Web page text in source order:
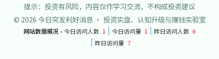
提示：投资有风险，内容仅作学习交流，不构成投资建议
© 2026 今日突发利好消息 · 投资实盘、认知升级与赚钱实验室
网站数据概况 - 今日访问人数 1 今日访问量 1 昨日访问人数 6
昨日访问量 7